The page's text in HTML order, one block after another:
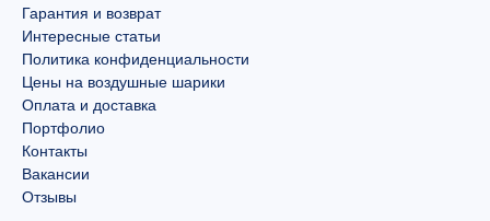
Гарантия и возврат
Интересные статьи
Политика конфиденциальности
Цены на воздушные шарики
Оплата и доставка
Портфолио
Контакты
Вакансии
Отзывы